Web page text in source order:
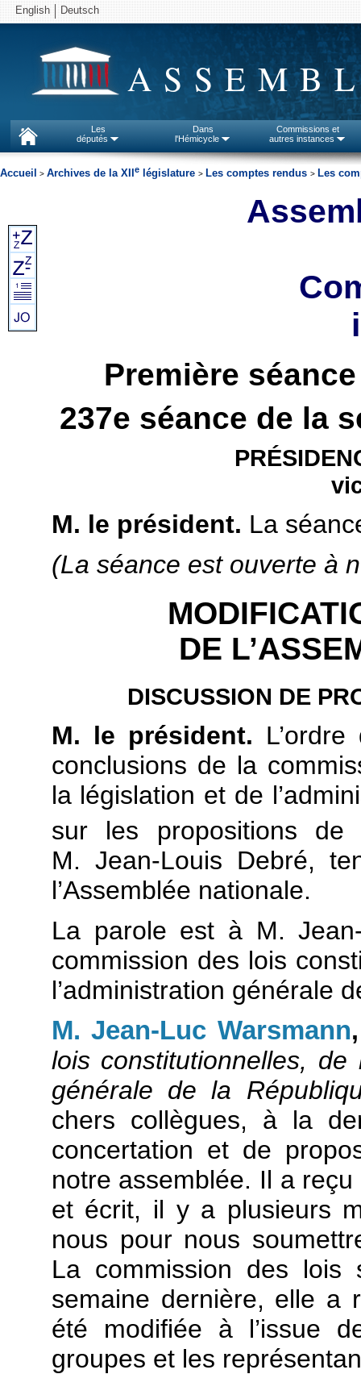
English Deutsch
Les
députés
Dans
l'Hémicycle
Commissions et
autres instances
Accueil > Archives de la XII e législature > Les comptes rendus > Les
Première
237e séance de la
M. le président. La
(La séance est ouverte à
DE
DISCUSSION DE
M. le président.
conclusions de la
la législation et de
sur les propositions de
M. Jean-Louis Debré,
l’Assemblée nationale.
La parole est à M.
commission des lois
l’administration générale
M. Jean-Luc Warsmann
lois constitutionnelles, de
générale de la
chers collègues, à la
concertation et de
notre assemblée. Il a
et écrit, il y a plusieurs
nous pour nous
La commission des lois
semaine dernière, elle a
été modifiée à l’issue
groupes et les